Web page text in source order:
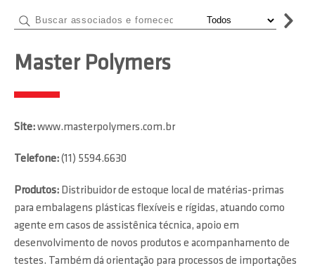
Master Polymers
Site:www.masterpolymers.com.br
Telefone:(11) 5594.6630
Produtos: Distribuidor de estoque local de matérias-primas
para embalagens plásticas flexíveis e rígidas, atuando como
agente em casos de assistênica técnica, apoio em
desenvolvimento de novos produtos e acompanhamento de
testes. Também dá orientação para processos de importações